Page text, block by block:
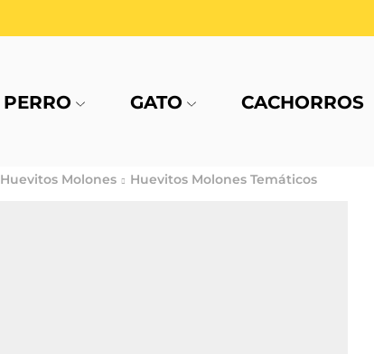
PERRO GATO CACHORROS
Huevitos Molones Huevitos Molones Temáticos